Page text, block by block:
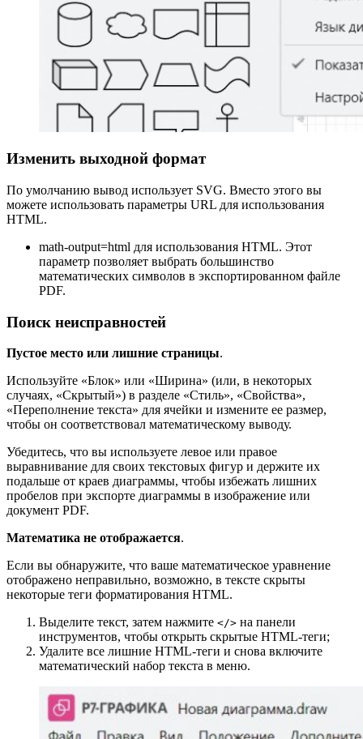
Изменить выходной формат
По умолчанию вывод использует SVG. Вместо этого вы
можете использовать параметры URL для использования
HTML.
math-output=html для использования HTML. Этот
параметр позволяет выбрать большинство
математических символов в экспортированном файле
PDF.
Поиск неисправностей
Пустое место или лишние страницы.
Используйте «Блок» или «Ширина» (или, в некоторых
случаях, «Скрытый») в разделе «Стиль», «Свойства»,
«Переполнение текста» для ячейки и измените ее размер,
чтобы он соответствовал математическому выводу.
Убедитесь, что вы используете левое или правое
выравнивание для своих текстовых фигур и держите их
подальше от краев диаграммы, чтобы избежать лишних
пробелов при экспорте диаграммы в изображение или
документ PDF.
Математика не отображается.
Если вы обнаружите, что ваше математическое уравнение
отображено неправильно, возможно, в тексте скрыты
некоторые теги форматирования HTML.
Выделите текст, затем нажмите </> на панели
инструментов, чтобы открыть скрытые HTML-теги;
Удалите все лишние HTML-теги и снова включите
математический набор текста в меню.